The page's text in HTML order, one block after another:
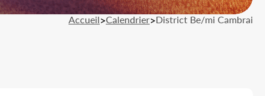
Accueil>Calendrier>District Be/mi Cambrai